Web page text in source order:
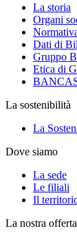
La storia
Organi
Dati di
Gruppo
Etica di
La sostenibilità
La
Dove siamo
La sede
Le filiali
Il
La nostra offerta